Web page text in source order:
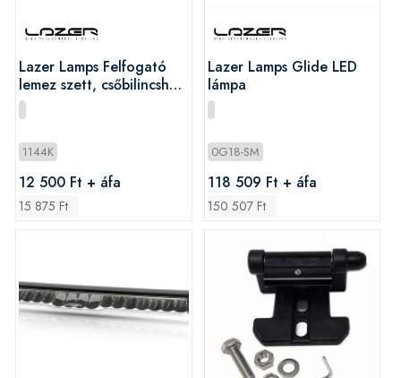
Lazer Lamps Felfogató
lemez szett, csőbilincshez
- Sentinel
1144K
12 500 Ft + áfa
15 875 Ft
Lazer Lamps Glide LED
lámpa
0G18-SM
118 509 Ft + áfa
150 507 Ft